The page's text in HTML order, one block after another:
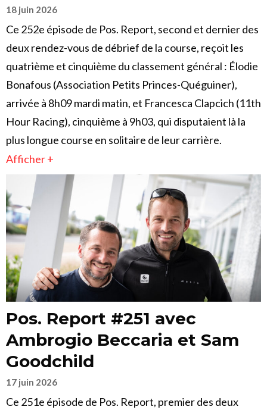
18 juin 2026
Ce 252e épisode de Pos. Report, second et dernier des
deux rendez-vous de débrief de la course, reçoit les
quatrième et cinquième du classement général : Élodie
Bonafous (Association Petits Princes-Quéguiner),
arrivée à 8h09 mardi matin, et Francesca Clapcich (11th
Hour Racing), cinquième à 9h03, qui disputaient là la
plus longue course en solitaire de leur carrière.
Afficher +
Pos. Report #251 avec
Ambrogio Beccaria et Sam
Goodchild
17 juin 2026
Ce 251e épisode de Pos. Report, premier des deux